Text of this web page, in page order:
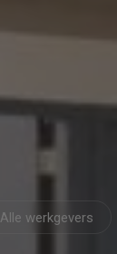
Alle werkgevers